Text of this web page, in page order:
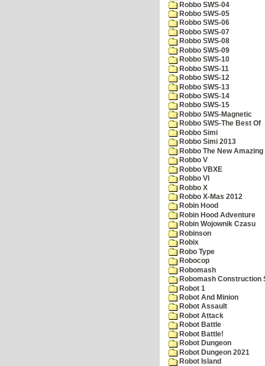
Robbo SWS-04
Robbo SWS-05
Robbo SWS-06
Robbo SWS-07
Robbo SWS-08
Robbo SWS-09
Robbo SWS-10
Robbo SWS-11
Robbo SWS-12
Robbo SWS-13
Robbo SWS-14
Robbo SWS-15
Robbo SWS-Magnetic
Robbo SWS-The Best Of
Robbo Simi
Robbo Simi 2013
Robbo The New
Robbo V
Robbo VBXE
Robbo VI
Robbo X
Robbo X-Mas 2012
Robin Hood
Robin Hood Adventure
Robin Wojownik Czasu
Robinson
Robix
Robo Type
Robocop
Robomash
Robomash Construction
Robot 1
Robot And Minion
Robot Assault
Robot Attack
Robot Battle
Robot Battle!
Robot Dungeon
Robot Dungeon 2021
Robot Island